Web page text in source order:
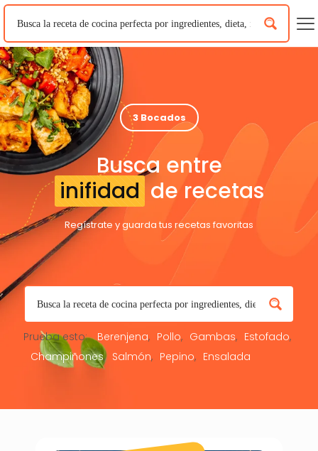
3 Bocados
Busca entre
inifidad de recetas
Regístrate y guarda tus recetas favoritas
Prueba esto: Berenjena Pollo Gambas
Estofado
Champiñones
Salmón Pepino Ensalada